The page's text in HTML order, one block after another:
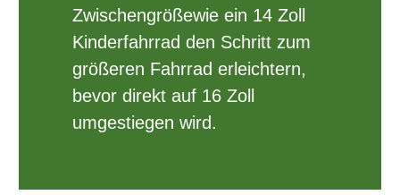
Zwischengrößewie ein 14 Zoll
Kinderfahrrad den Schritt zum
größeren Fahrrad erleichtern,
bevor direkt auf 16 Zoll
umgestiegen wird.